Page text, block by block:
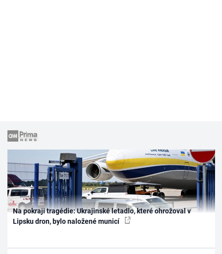
Na pokraji tragédie: Ukrajinské letadlo, které ohrožoval v
Lipsku dron, bylo naložené municí